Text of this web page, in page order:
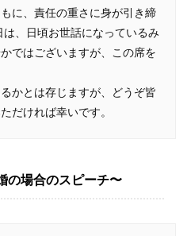
に、責任の重さに身が引き締
、日頃お世話になっているみ
ではございますが、この席を
かとは存じますが、どうぞ皆
だければ幸いです。
の場合のスピーチ〜